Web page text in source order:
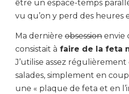
être un espace-temps
vu qu’on y perd des heures
Ma dernièreobsessionenvie
consistait à faire de la feta
J’utilise assez
salades, simplement en
une « plaque de feta et en